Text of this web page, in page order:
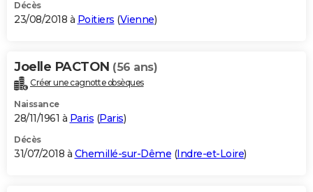
Décès
23/08/2018 à Poitiers (Vienne)
Joelle PACTON (56 ans)
Créer une cagnotte obsèques
Naissance
28/11/1961 à Paris (Paris)
Décès
31/07/2018 à Chemillé-sur-Dême (Indre-et-Loire)